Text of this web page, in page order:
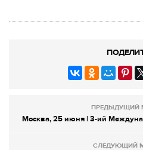
ПРЕДЫДУЩИЙ
Москва, 25 июня | 3-ий
СЛЕДУЮЩИЙ